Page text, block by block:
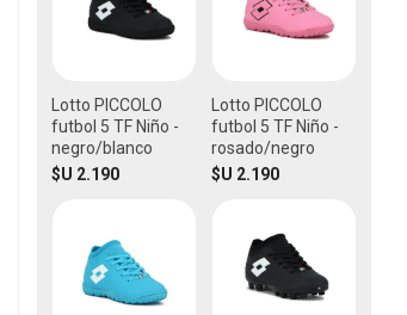
Lotto PICCOLO
futbol 5 TF Niño -
negro/blanco
$U 2.190
Lotto PICCOLO
futbol 5 TF Niño -
rosado/negro
$U 2.190